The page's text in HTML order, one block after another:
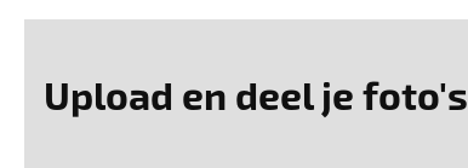
Upload en deel je foto's